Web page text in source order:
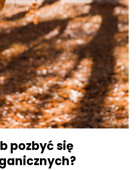
pozbyć się